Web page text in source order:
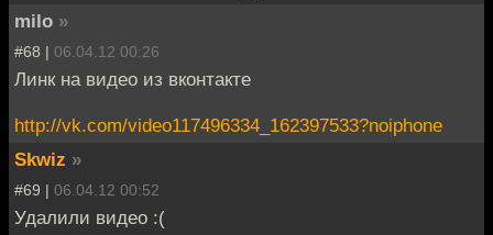
milo »
#68 | 06.04.12 00:26
Линк на видео из вконтакте
http://vk.com/video117496334_162397533?noiphone
Skwiz »
#69 | 06.04.12 00:52
Удалили видео :(